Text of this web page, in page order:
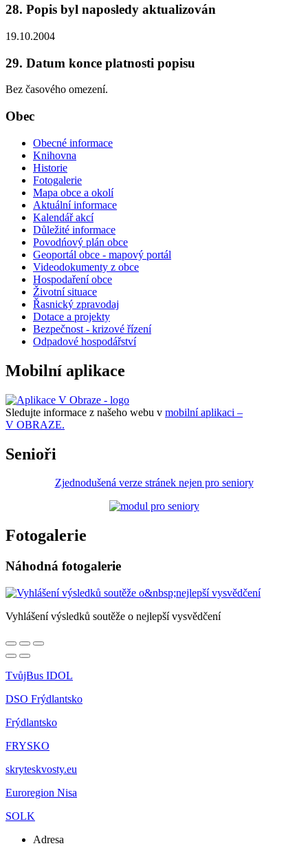
28. Popis byl naposledy aktualizován
19.10.2004
29. Datum konce platnosti popisu
Bez časového omezení.
Obec
Obecné informace
Knihovna
Historie
Fotogalerie
Mapa obce a okolí
Aktuální informace
Kalendář akcí
Důležité informace
Povodńový plán obce
Geoportál obce - mapový portál
Videodokumenty z obce
Hospodaření obce
Životní situace
Řasnický zpravodaj
Dotace a projekty
Bezpečnost - krizové řízení
Odpadové hospodářství
Mobilní aplikace
Sledujte informace z našeho webu v mobilní aplikaci –
V OBRAZE.
Senioři
Zjednodušená verze stránek nejen pro seniory
Fotogalerie
Náhodná fotogalerie
Vyhlášení výsledků soutěže o nejlepší vysvědčení
TvůjBus IDOL
DSO Frýdlantsko
Frýdlantsko
FRYSKO
skryteskvosty.eu
Euroregion Nisa
SOLK
Adresa